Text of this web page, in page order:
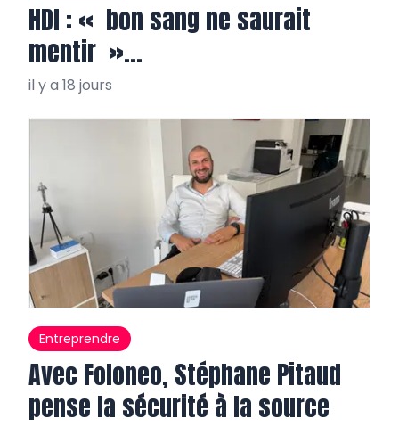
HDI : « bon sang ne saurait
mentir »…
il y a 18 jours
Entreprendre
Avec Foloneo, Stéphane Pitaud
pense la sécurité à la source